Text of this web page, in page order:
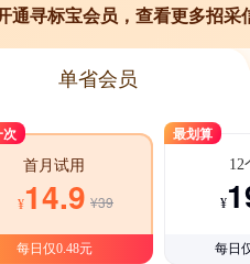
通寻标宝会员，查看更多招采
单省会员
次
首月试用
¥14.9 ¥39
每日仅0.48元
最划算
12
¥
每日